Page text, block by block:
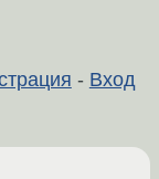
- Вход